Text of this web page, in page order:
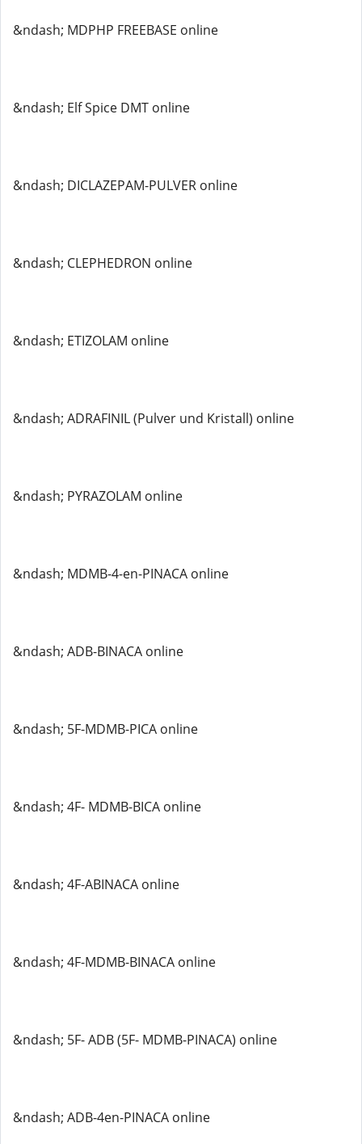
&ndash; MDPHP FREEBASE online
&ndash; Elf Spice DMT online
&ndash; DICLAZEPAM-PULVER online
&ndash; CLEPHEDRON online
&ndash; ETIZOLAM online
&ndash; ADRAFINIL (Pulver und Kristall) online
&ndash; PYRAZOLAM online
&ndash; MDMB-4-en-PINACA online
&ndash; ADB-BINACA online
&ndash; 5F-MDMB-PICA online
&ndash; 4F- MDMB-BICA online
&ndash; 4F-ABINACA online
&ndash; 4F-MDMB-BINACA online
&ndash; 5F- ADB (5F- MDMB-PINACA) online
&ndash; ADB-4en-PINACA online